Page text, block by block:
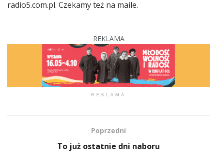
radio5.com.pl. Czekamy też na maile.
REKLAMA
REKLAMA
Poprzedni
To już ostatnie dni naboru